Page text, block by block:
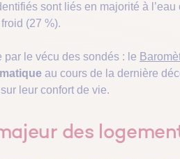
sont liés en majorité à
(27 %).
par le vécu des sondés : le
au cours de la dernière
leur confort de vie.
des